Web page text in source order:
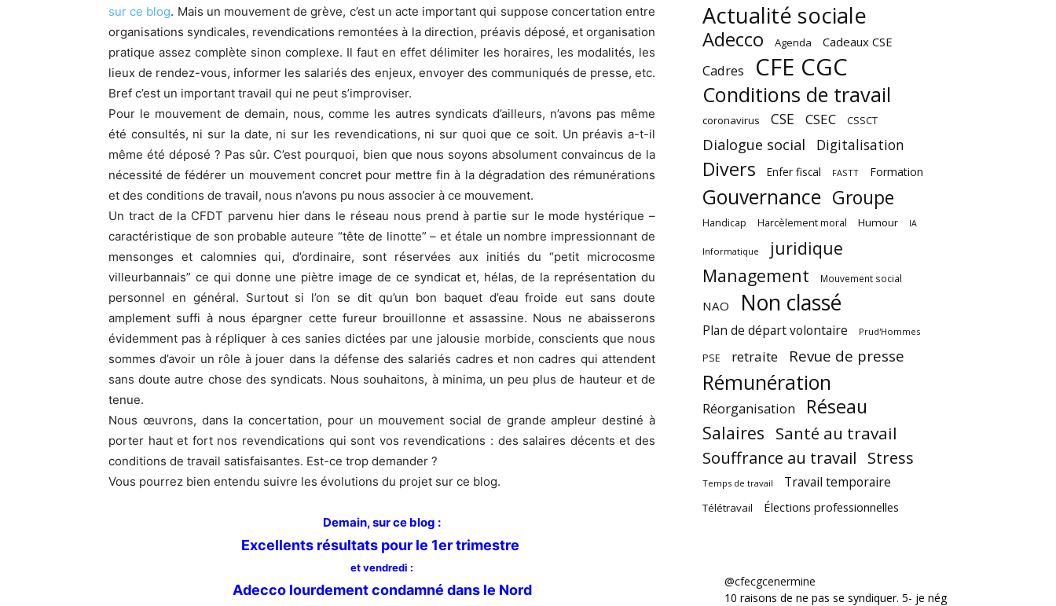
sur ce blog. Mais un mouvement de grève, c’est un acte important qui suppose concertation entre
organisations syndicales, revendications remontées à la direction, préavis déposé, et organisation
pratique assez complète sinon complexe. Il faut en effet délimiter les horaires, les modalités, les
lieux de rendez-vous, informer les salariés des enjeux, envoyer des communiqués de presse, etc.
Bref c’est un important travail qui ne peut s’improviser.
Pour le mouvement de demain, nous, comme les autres syndicats d’ailleurs, n’avons pas même
été consultés, ni sur la date, ni sur les revendications, ni sur quoi que ce soit. Un préavis a-t-il
même été déposé ? Pas sûr. C’est pourquoi, bien que nous soyons absolument convaincus de la
nécessité de fédérer un mouvement concret pour mettre fin à la dégradation des rémunérations
et des conditions de travail, nous n’avons pu nous associer à ce mouvement.
Un tract de la CFDT parvenu hier dans le réseau nous prend à partie sur le mode hystérique –
caractéristique de son probable auteure “tête de linotte” – et étale un nombre impressionnant de
mensonges et calomnies qui, d’ordinaire, sont réservées aux initiés du “petit microcosme
villeurbannais” ce qui donne une piètre image de ce syndicat et, hélas, de la représentation du
personnel en général. Surtout si l’on se dit qu’un bon baquet d’eau froide eut sans doute
amplement suffi à nous épargner cette fureur brouillonne et assassine. Nous ne abaisserons
évidemment pas à répliquer à ces sanies dictées par une jalousie morbide, conscients que nous
sommes d’avoir un rôle à jouer dans la défense des salariés cadres et non cadres qui attendent
sans doute autre chose des syndicats. Nous souhaitons, à minima, un peu plus de hauteur et de
tenue.
Nous œuvrons, dans la concertation, pour un mouvement social de grande ampleur destiné à
porter haut et fort nos revendications qui sont vos revendications : des salaires décents et des
conditions de travail satisfaisantes. Est-ce trop demander ?
Vous pourrez bien entendu suivre les évolutions du projet sur ce blog.
Demain, sur ce blog :
Excellents résultats pour le 1er trimestre
et vendredi :
Adecco lourdement condamné dans le Nord
Actualité sociale
Adecco Agenda Cadeaux CSE
Cadres CFE CGC
Conditions de travail
coronavirus CSE CSEC CSSCT
Dialogue social Digitalisation
Divers Enfer fiscal FASTT Formation
Gouvernance Groupe
Handicap Harcèlement moral Humour IA
Informatique
juridique
Management
Mouvement social
NAO Non classé
Plan de départ volontaire Prud'Hommes
PSE retraite Revue de presse
Rémunération
Réorganisation Réseau
Salaires Santé au travail
Souffrance au travail Stress
Temps de travail Travail temporaire
Télétravail Élections professionnelles
@cfecgcenermine
10 raisons de ne pas se syndiquer. 5- je négocie